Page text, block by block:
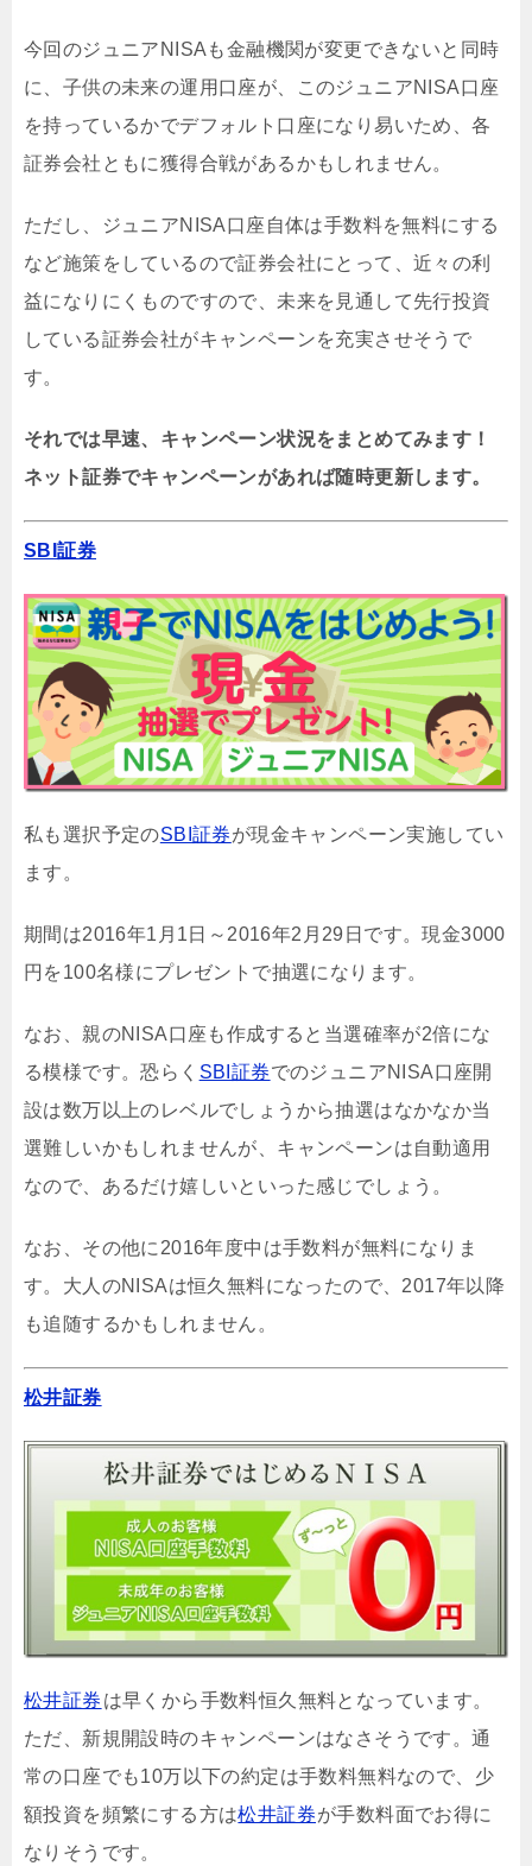
今回のジュニアNISAも金融機関が変更できないと同時
に、子供の未来の運用口座が、このジュニアNISA口座
を持っているかでデフォルト口座になり易いため、各
証券会社ともに獲得合戦があるかもしれません。
ただし、ジュニアNISA口座自体は手数料を無料にする
など施策をしているので証券会社にとって、近々の利
益になりにくものですので、未来を見通して先行投資
している証券会社がキャンペーンを充実させそうで
す。
それでは早速、キャンペーン状況をまとめてみます！
ネット証券でキャンペーンがあれば随時更新します。
SBI証券
私も選択予定のSBI証券が現金キャンペーン実施してい
ます。
期間は2016年1月1日～2016年2月29日です。現金3000
円を100名様にプレゼントで抽選になります。
なお、親のNISA口座も作成すると当選確率が2倍にな
る模様です。恐らく SBI証券でのジュニアNISA口座開
設は数万以上のレベルでしょうから抽選はなかなか当
選難しいかもしれませんが、キャンペーンは自動適用
なので、あるだけ嬉しいといった感じでしょう。
なお、その他に2016年度中は手数料が無料になりま
す。大人のNISAは恒久無料になったので、2017年以降
も追随するかもしれません。
松井証券
松井証券 は早くから手数料恒久無料となっています。
ただ、新規開設時のキャンペーンはなさそうです。通
常の口座でも10万以下の約定は手数料無料なので、少
額投資を頻繁にする方は松井証券が手数料面でお得に
なりそうです。